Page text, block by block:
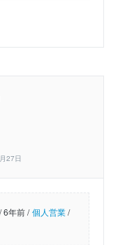
27日
/6年前 / 個人営業/